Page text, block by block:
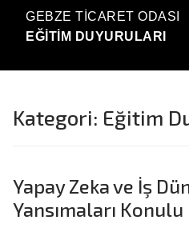
GEBZE TICARET ODASI
EĞITIM DUYURULARI
Kategori: Eğitim
Yapay Zeka ve İş
Yansımaları